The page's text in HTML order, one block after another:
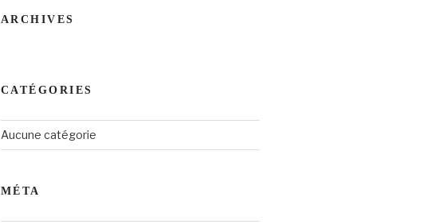
ARCHIVES
CATÉGORIES
Aucune catégorie
MÉTA